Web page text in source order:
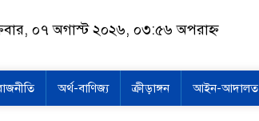
০৭ অগাস্ট ২০২৬, ০৩:৫৬ অপরাহ্ন
অর্থ-বাণিজ্য ক্রীড়াঙ্গন আইন-আদালত